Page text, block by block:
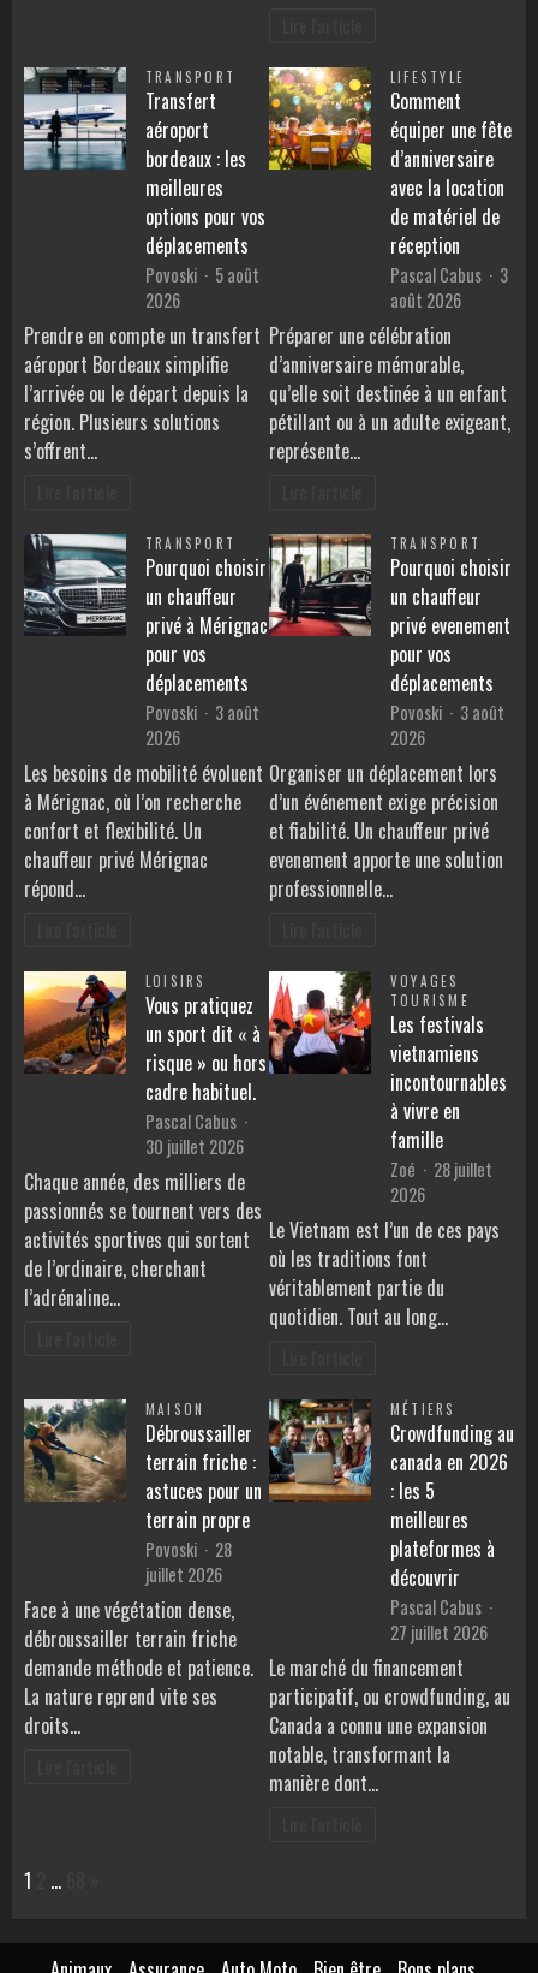
TRANSPORT
Transfert
aéroport
bordeaux : les
meilleures
options pour vos
déplacements
Povoski
5 août
2026
Prendre en compte un transfert
aéroport Bordeaux simplifie
l’arrivée ou le départ depuis la
région. Plusieurs solutions
s’offrent…
LIFESTYLE
Comment
équiper une fête
d’anniversaire
avec la location
de matériel de
réception
Pascal Cabus
3
août 2026
Préparer une célébration
d’anniversaire mémorable,
qu’elle soit destinée à un enfant
pétillant ou à un adulte exigeant,
représente…
TRANSPORT
Pourquoi choisir
un chauffeur
privé à Mérignac
pour vos
déplacements
Povoski
3 août
2026
Les besoins de mobilité évoluent
à Mérignac, où l’on recherche
confort et flexibilité. Un
chauffeur privé Mérignac
répond…
TRANSPORT
Pourquoi choisir
un chauffeur
privé evenement
pour vos
déplacements
Povoski
3 août
2026
Organiser un déplacement lors
d’un événement exige précision
et fiabilité. Un chauffeur privé
evenement apporte une solution
professionnelle…
LOISIRS
Vous pratiquez
un sport dit « à
risque » ou hors
cadre habituel.
Pascal Cabus
30 juillet 2026
Chaque année, des milliers de
passionnés se tournent vers des
activités sportives qui sortent
de l’ordinaire, cherchant
l’adrénaline…
VOYAGES
TOURISME
Les festivals
vietnamiens
incontournables
à vivre en
famille
Zoé
28 juillet
2026
Le Vietnam est l’un de ces pays
où les traditions font
véritablement partie du
quotidien. Tout au long…
MAISON
Débroussailler
terrain friche :
astuces pour un
terrain propre
Povoski
28
juillet 2026
Face à une végétation dense,
débroussailler terrain friche
demande méthode et patience.
La nature reprend vite ses
droits…
MÉTIERS
Crowdfunding au
canada en 2026
: les 5
meilleures
plateformes à
découvrir
Pascal Cabus
27 juillet 2026
Le marché du financement
participatif, ou crowdfunding, au
Canada a connu une expansion
notable, transformant la
manière dont…
Page:
1 …